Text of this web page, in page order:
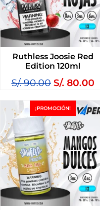
Ruthless Joosie Red
Edition 120ml
S/.90.00 S/. 80.00
¡PROMOCIÓN!